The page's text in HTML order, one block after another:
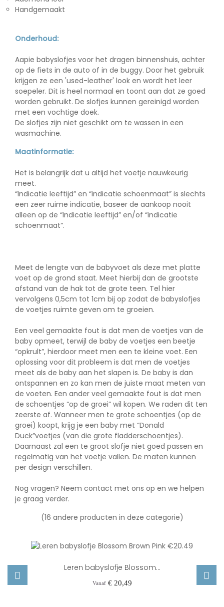
Handgemaakt
Onderhoud:
Aapie babyslofjes voor het dragen binnenshuis, achter
op de fiets in de auto of in de buggy. Door het gebruik
krijgen ze een 'used-leather' look en wordt het leer
soepeler. Dit is heel normaal en toont aan dat ze goed
worden gebruikt. De slofjes kunnen gereinigd worden
met een vochtige doek.
De slofjes zijn niet geschikt om te wassen in een
wasmachine.
Maatinformatie:
Het is belangrijk dat u altijd het voetje nauwkeurig
meet.
“Indicatie leeftijd” en “indicatie schoenmaat” is slechts
een zeer ruime indicatie, baseer de aankoop nooit
alleen op de “Indicatie leeftijd” en/of “indicatie
schoenmaat”.
Meet de lengte van de babyvoet als deze met platte
voet op de grond staat. Meet hierbij dan de grootste
afstand van de hak tot de grote teen. Tel hier
vervolgens 0,5cm tot 1cm bij op zodat de babyslofjes
de voetjes ruimte geven om te groeien.
Een veel gemaakte fout is dat men de voetjes van de
baby opmeet, terwijl de baby de voetjes een beetje
“opkrult”, hierdoor meet men een te kleine voet. Een
oplossing voor dit probleem is dat men de voetjes
meet als de baby aan het slapen is. De baby is dan
ontspannen en zo kan men de juiste maat meten van
de voeten. Een ander veel gemaakte fout is dat men
de schoentjes “op de groei” wil kopen. We raden dit ten
zeerste af. Wanneer men te grote schoentjes (op de
groei) koopt, krijg je een baby met “Donald
Duck”voetjes (van die grote fladderschoentjes).
Daarnaast zal een te groot slofje niet goed passen en
regelmatig van het voetje vallen. De maten kunnen
per design verschillen.
Nog vragen? Neem contact met ons op en we helpen
je graag verder.
(16 andere producten in deze categorie)
Leren babyslofje Blossom...
Vanaf Prijs
€ 20,49